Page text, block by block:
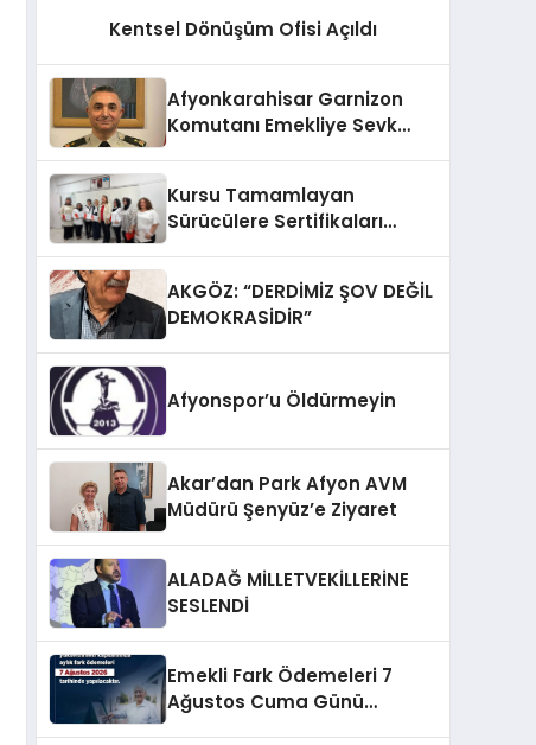
Kentsel Dönüşüm Ofisi Açıldı
Afyonkarahisar Garnizon
Komutanı Emekliye Sevk
Kursu Tamamlayan
Sürücülere Sertifikaları
AKGÖZ: “DERDİMİZ ŞOV DEĞİL
DEMOKRASİDİR”
Afyonspor’u Öldürmeyin
Akar’dan Park Afyon AVM
Müdürü Şenyüz’e Ziyaret
ALADAĞ MİLLETVEKİLLERİNE
SESLENDİ
Emekli Fark Ödemeleri 7
Ağustos Cuma Günü